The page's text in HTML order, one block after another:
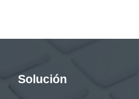
Solución